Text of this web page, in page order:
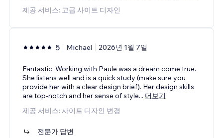
제공 서비스: 고급 사이트 디자인
5 Michael 2026년 1월 7일
Fantastic. Working with Paule was a dream come true.
She listens well and is a quick study (make sure you
provide her with a clear design brief). Her design skills
are top-notch and her sense of style... 더보기
제공 서비스: 사이트 디자인 변경
전문가 답변